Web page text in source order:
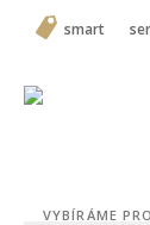
smart
VYBÍRÁME